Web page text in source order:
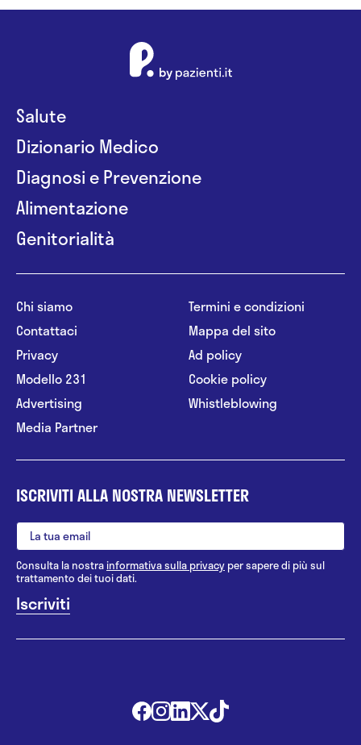
Salute
Dizionario Medico
Diagnosi e Prevenzione
Alimentazione
Genitorialità
Chi siamo
Contattaci
Privacy
Modello 231
Advertising
Media Partner
Termini e condizioni
Mappa del sito
Ad policy
Cookie policy
Whistleblowing
ISCRIVITI ALLA NOSTRA NEWSLETTER
Consulta la nostrainformativa sulla privacy per sapere di più sul
trattamento dei tuoi dati.